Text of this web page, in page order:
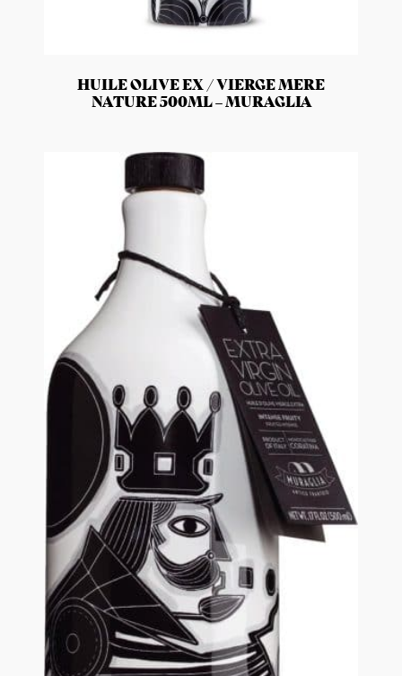
HUILE OLIVE EX / VIERGE MERE
NATURE 500ML – MURAGLIA